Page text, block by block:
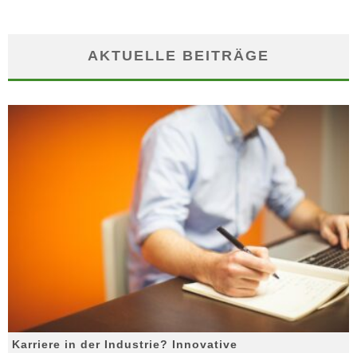
AKTUELLE BEITRÄGE
Karriere in der Industrie? Innovative